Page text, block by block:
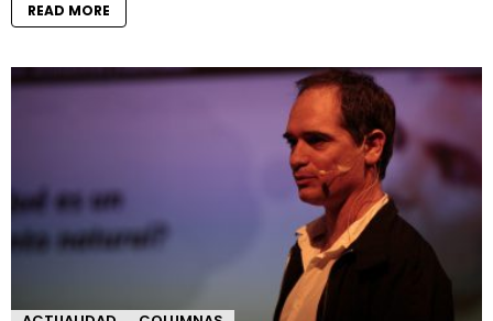
READ MORE